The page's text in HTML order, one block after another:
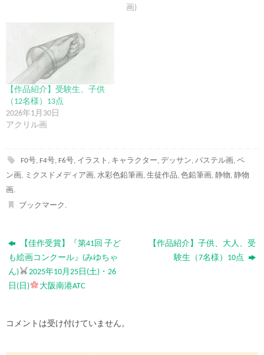
画)
【作品紹介】受験生、子供
（12名様）13点
2026年1月30日
アクリル画
F0号, F4号, F6号, イラスト , キャラクター, デッサン, パステル画, ペ
ン画, ミクスドメディア画, 水彩色鉛筆画, 生徒作品, 色鉛筆画, 静物, 静物
画.
ブックマーク .
【佳作受賞】『第41回 子ど
も絵画コンクール』(みゆちゃ
ん)
2025年10月25日(土)・26
日(日)
大阪南港ATC
【作品紹介】子供、大人、受
験生（7名様）10点
コメントは受け付けていません。